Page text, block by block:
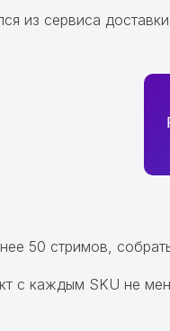
из сервиса
50 стримов,
с каждым SKU не